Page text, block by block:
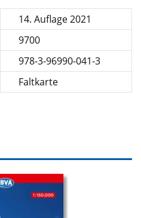
14. Auflage 2021
9700
978-3-96990-041-3
Faltkarte